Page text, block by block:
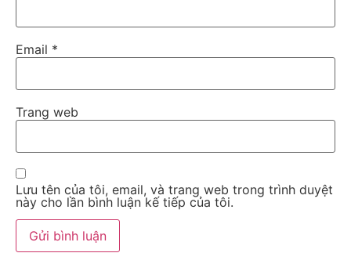
Email *
Trang web
Lưu tên của tôi, email, và trang web trong trình duyệt
này cho lần bình luận kế tiếp của tôi.